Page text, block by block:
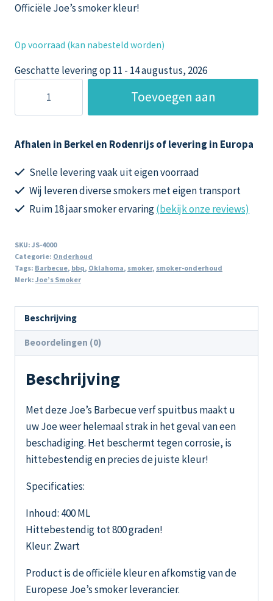
Officiële Joe’s smoker kleur!
Op voorraad (kan nabesteld worden)
Geschatte levering op 11 - 14 augustus, 2026
Barbecue
Smoker
spuitbus
aantal
Toevoegen aan
Afhalen in Berkel en Rodenrijs of levering in Europa
Snelle levering vaak uit eigen voorraad
Wij leveren diverse smokers met eigen transport
Ruim 18 jaar smoker ervaring(bekijk onze reviews)
SKU: JS-4000
Categorie: Onderhoud
Tags: Barbecue, bbq, Oklahoma, smoker, smoker-onderhoud
Merk: Joe’s Smoker
Beschrijving
Beoordelingen (0)
Beschrijving
Met deze Joe’s Barbecue verf spuitbus maakt u
uw Joe weer helemaal strak in het geval van een
beschadiging. Het beschermt tegen corrosie, is
hittebestendig en precies de juiste kleur!
Specificaties:
Inhoud: 400 ML
Hittebestendig tot 800 graden!
Kleur: Zwart
Product is de officiële kleur en afkomstig van de
Europese Joe’s smoker leverancier.